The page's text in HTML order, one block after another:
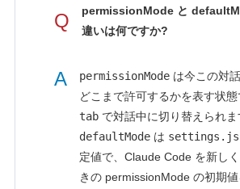
Q
permissionMode と
違いは何ですか?
A permissionModeは今この対
どこまで許可するかを表す状態
tabで対話中に切り替えられま
defaultModeは
定値で、Claude Code を新し
きの permissionMode の初期値